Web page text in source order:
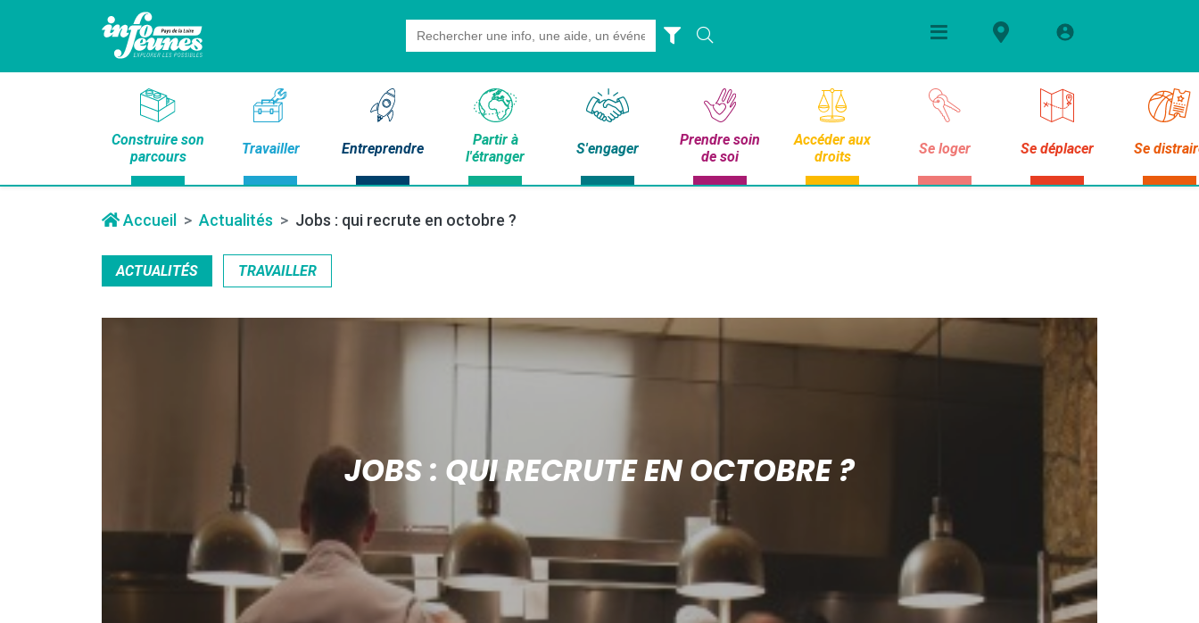
Search
for:
Construire son
parcours
Travailler Entreprendre
Partir à
l'étranger
S'engager
Prendre soin
de soi
Accéder aux
droits
Se loger Se déplacer Se
Accueil Actualités Jobs : qui recrute en octobre ?
ACTUALITÉS TRAVAILLER
JOBS : QUI RECRUTE EN OCTOBRE ?